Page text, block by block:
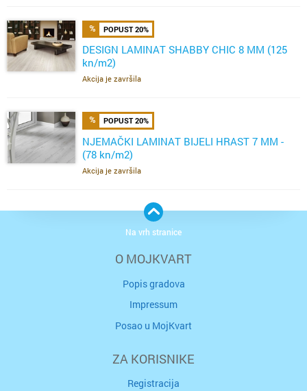
POPUST 20%
DESIGN LAMINAT SHABBY CHIC 8 MM (125
kn/m2)
Akcija je završila
POPUST 20%
NJEMAČKI LAMINAT BIJELI HRAST 7 MM -
(78 kn/m2)
Akcija je završila
O MOJKVART
Popis gradova
Impressum
Posao u MojKvart
ZA KORISNIKE
Registracija
Na vrh stranice